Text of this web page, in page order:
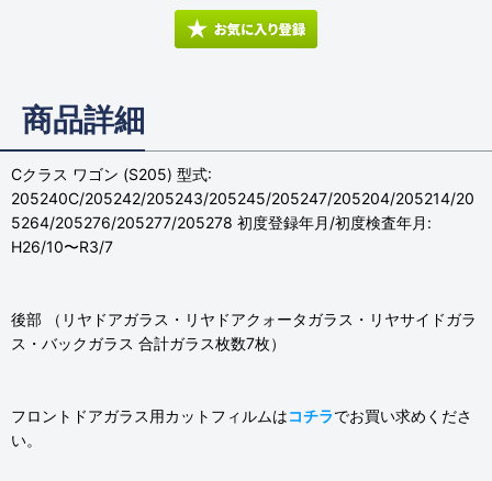
商品詳細
Cクラス ワゴン (S205) 型式:
205240C/205242/205243/205245/205247/205204/205214/20
5264/205276/205277/205278 初度登録年月/初度検査年月:
H26/10〜R3/7
後部 （リヤドアガラス・リヤドアクォータガラス・リヤサイドガラ
ス・バックガラス 合計ガラス枚数7枚）
フロントドアガラス用カットフィルムはコチラでお買い求めくださ
い。